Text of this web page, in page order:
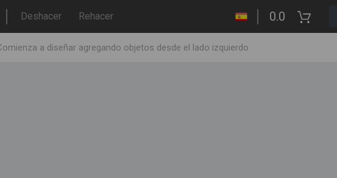
Deshacer Rehacer 0.0
a diseñar agregando objetos desde el lado izquierdo